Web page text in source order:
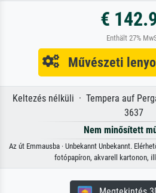
€
Enthält 27%
Művészeti
Keltezés nélküli · Tempera auf
3637
Nem minősített
Az út Emmausba · Unbekannt Unbekannt.
fotópapíron, akvarell kartonon,